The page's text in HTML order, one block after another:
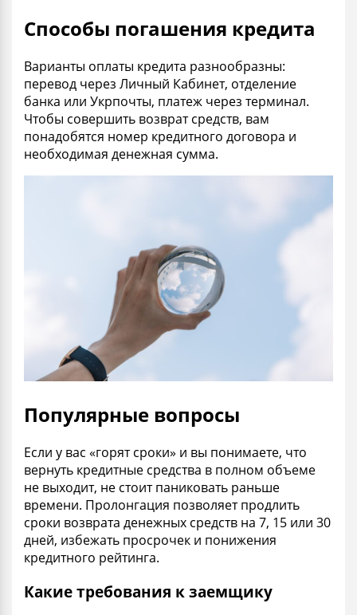
Способы погашения кредита
Варианты оплаты кредита разнообразны:
перевод через Личный Кабинет, отделение
банка или Укрпочты, платеж через терминал.
Чтобы совершить возврат средств, вам
понадобятся номер кредитного договора и
необходимая денежная сумма.
Популярные вопросы
Если у вас «горят сроки» и вы понимаете, что
вернуть кредитные средства в полном объеме
не выходит, не стоит паниковать раньше
времени. Пролонгация позволяет продлить
сроки возврата денежных средств на 7, 15 или 30
дней, избежать просрочек и понижения
кредитного рейтинга.
Какие требования к заемщику